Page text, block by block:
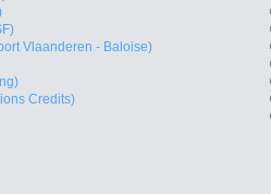
Vlaanderen - Baloise)
Credits)